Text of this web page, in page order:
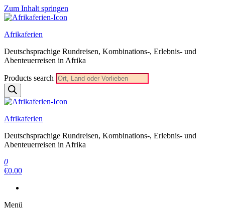
Zum Inhalt springen
Afrikaferien
Deutschsprachige Rundreisen, Kombinations-, Erlebnis- und
Abenteuerreisen in Afrika
Products search
Afrikaferien
Deutschsprachige Rundreisen, Kombinations-, Erlebnis- und
Abenteuerreisen in Afrika
0
€0.00
Menü